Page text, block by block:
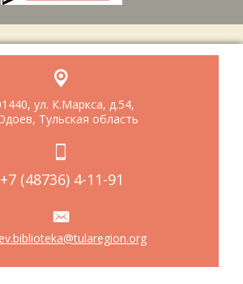
ул. К.Маркса, д.54,
Тульская область
+7 (48736) 4-11-91